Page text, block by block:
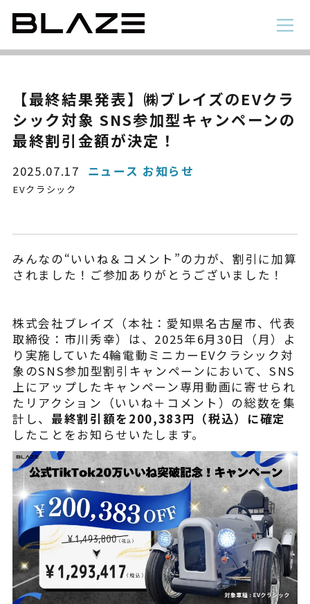
別途
電動アシスト自転車
¥225,454（税込¥248,000）
詳細を見る
近くの店舗を見る
購入する
4 輪
※類似品にご注意ください
ニュース
NEWS
【最終結果発表】㈱ブレイズのEVクラ
シック対象 SNS参加型キャンペーンの
最終割引金額が決定！
2025.07.17 ニュース お知らせ
EVクラシック
みんなの“いいね＆コメント”の力が、割引に加算
されました！ご参加ありがとうございました！
株式会社ブレイズ（本社：愛知県名古屋市、代表
取締役：市川秀幸）は、2025年6月30日（月）よ
り実施していた4輪電動ミニカーEVクラシック対
象のSNS参加型割引キャンペーンにおいて、SNS
上にアップしたキャンペーン専用動画に寄せられ
たリアクション（いいね＋コメント）の総数を集
計し、 最終割引額を200,383円（税込）に確定
したことをお知らせいたします。